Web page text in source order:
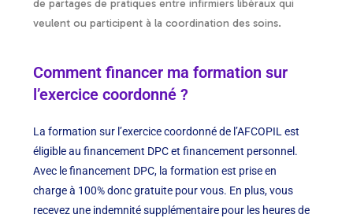
de partages de pratiques entre infirmiers libéraux qui
veulent ou participent à la coordination des soins.
Comment financer ma formation sur
l’exercice coordonné ?
La formation sur l’exercice coordonné de l’AFCOPIL est
éligible au financement DPC et financement personnel.
Avec le financement DPC, la formation est prise en
charge à 100% donc gratuite pour vous. En plus, vous
recevez une indemnité supplémentaire pour les heures de